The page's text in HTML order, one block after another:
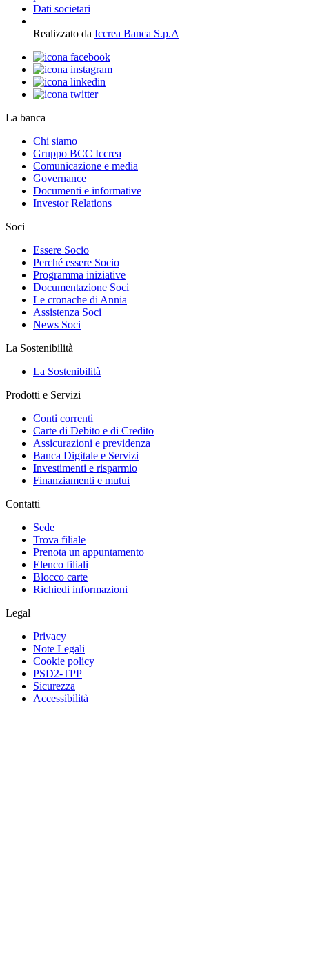
Dati societari
Realizzato da Iccrea Banca S.p.A
La banca
Chi siamo
Gruppo BCC Iccrea
Comunicazione e media
Governance
Documenti e informative
Investor Relations
Soci
Essere Socio
Perché essere Socio
Programma iniziative
Documentazione Soci
Le cronache di Annia
Assistenza Soci
News Soci
La Sostenibilità
La Sostenibilità
Prodotti e Servizi
Conti correnti
Carte di Debito e di Credito
Assicurazioni e previdenza
Banca Digitale e Servizi
Investimenti e risparmio
Finanziamenti e mutui
Contatti
Sede
Trova filiale
Prenota un appuntamento
Elenco filiali
Blocco carte
Richiedi informazioni
Legal
Privacy
Note Legali
Cookie policy
PSD2-TPP
Sicurezza
Accessibilità